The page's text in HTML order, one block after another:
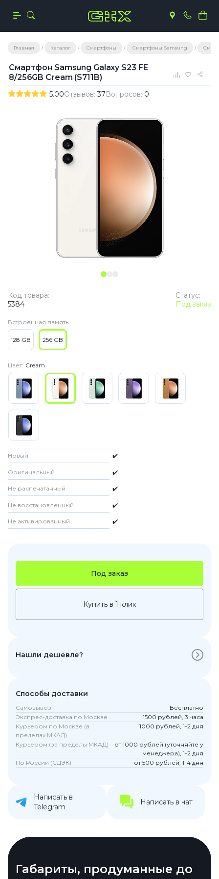
Главная Каталог Смартфоны Смартфоны Samsung
Смартфон Samsung Galaxy S23 FE
8/256GB Cream (S711B)
5.00Отзывов:37Вопросов: 0
Статус:
Под заказ
Код товара:
5384
Встроенная память
128 GB 256 GB
Цвет: Cream
Новый ✔️
Оригинальный ✔️
Не распечатанный ✔️
Не восстановленный ✔️
Не активированный ✔️
Под заказ
Купить в 1 клик
Нашли дешевле?
Способы доставки
Самовывоз
Бесплатно
Экспрес-доставка по Москве
1500 рублей, 3 часа
Курьером по Москве (в
пределах МКАД)
1000 рублей, 1-2 дня
Курьером (за пределы МКАД)
от 1000 рублей (уточняйте у
менеджера), 1-2 дня
По России (СДЭК)
от 500 рублей, 1-4 дня
Написать в
Telegram
Написать в чат
Экран, который покоряет
Габариты, продуманные до
Место хватит всем файлам
Камера, которая снимает на